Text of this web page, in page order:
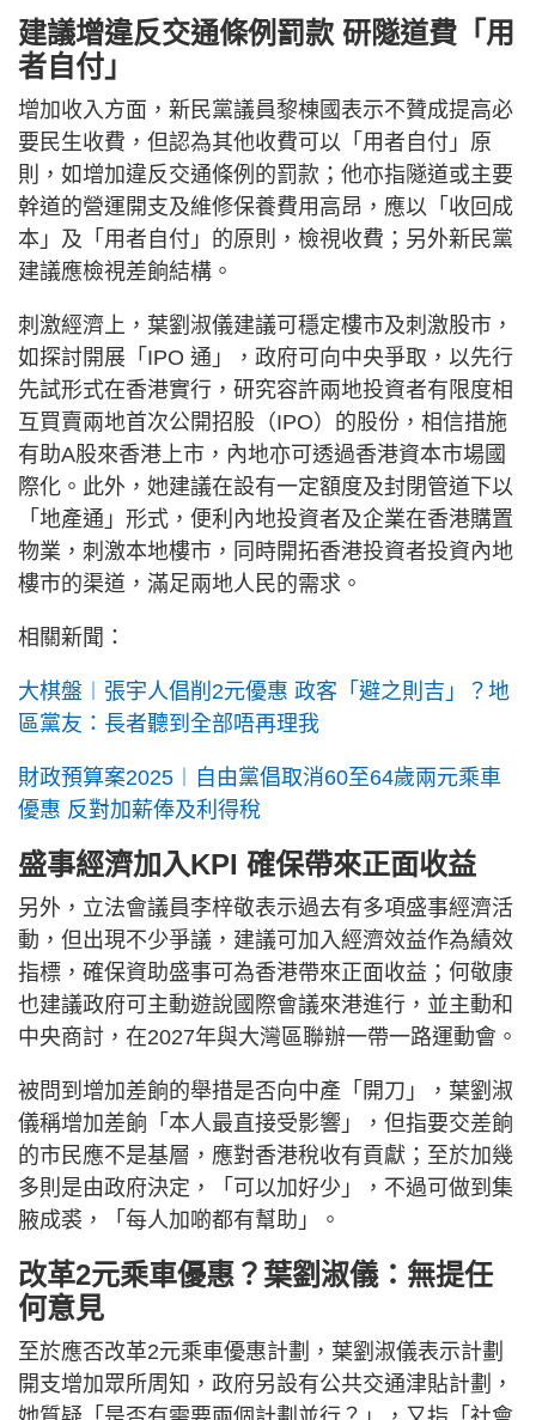
建議增違反交通條例罰款 研隧道費「用
者自付」
增加收入方面，新民黨議員黎棟國表示不贊成提高必
要民生收費，但認為其他收費可以「用者自付」原
則，如增加違反交通條例的罰款；他亦指隧道或主要
幹道的營運開支及維修保養費用高昂，應以「收回成
本」及「用者自付」的原則，檢視收費；另外新民黨
建議應檢視差餉結構。
刺激經濟上，葉劉淑儀建議可穩定樓市及刺激股市，
如探討開展「IPO 通」，政府可向中央爭取，以先行
先試形式在香港實行，研究容許兩地投資者有限度相
互買賣兩地首次公開招股（IPO）的股份，相信措施
有助A股來香港上市，內地亦可透過香港資本市場國
際化。此外，她建議在設有一定額度及封閉管道下以
「地產通」形式，便利內地投資者及企業在香港購置
物業，刺激本地樓市，同時開拓香港投資者投資內地
樓市的渠道，滿足兩地人民的需求。
相關新聞：
大棋盤︱張宇人倡削2元優惠 政客「避之則吉」？地
區黨友：長者聽到全部唔再理我
財政預算案2025︱自由黨倡取消60至64歲兩元乘車
優惠 反對加薪俸及利得稅
盛事經濟加入KPI 確保帶來正面收益
另外，立法會議員李梓敬表示過去有多項盛事經濟活
動，但出現不少爭議，建議可加入經濟效益作為績效
指標，確保資助盛事可為香港帶來正面收益；何敬康
也建議政府可主動遊說國際會議來港進行，並主動和
中央商討，在2027年與大灣區聯辦一帶一路運動會。
被問到增加差餉的舉措是否向中產「開刀」，葉劉淑
儀稱增加差餉「本人最直接受影響」，但指要交差餉
的市民應不是基層，應對香港稅收有貢獻；至於加幾
多則是由政府決定，「可以加好少」，不過可做到集
腋成裘，「每人加啲都有幫助」。
改革2元乘車優惠？葉劉淑儀：無提任
何意見
至於應否改革2元乘車優惠計劃，葉劉淑儀表示計劃
開支增加眾所周知，政府另設有公共交通津貼計劃，